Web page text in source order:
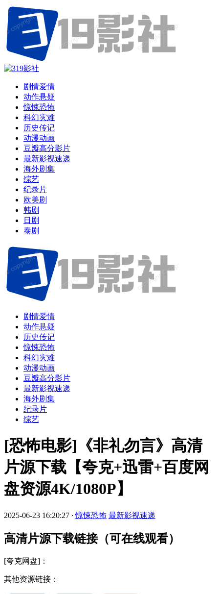
剧情爱情
动作悬疑
惊悚恐怖
科幻灾难
历史传记
动漫动画
豆瓣高分影片
最新影视速递
海外剧集
综艺
纪录片
欧美剧
韩剧
日剧
泰剧
剧情爱情
动作悬疑
历史传记
惊悚恐怖
科幻灾难
动漫动画
豆瓣高分影片
最新影视速递
海外剧集
纪录片
综艺
[恐怖电影]《非礼勿言》高清
片源下载【夸克+迅雷+百度网
盘资源4K/1080P】
2025-06-23 16:20:27 · 惊悚恐怖 最新影视速递
高清片源下载链接（可在线观看）
[夸克网盘]：
其他资源链接：